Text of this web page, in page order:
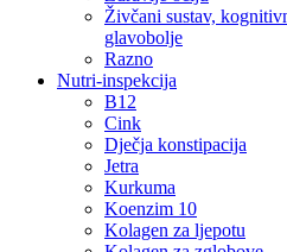
Živčani sustav,
glavobolje
Razno
Nutri-inspekcija
B12
Cink
Dječja konstipacija
Jetra
Kurkuma
Koenzim 10
Kolagen za ljepotu